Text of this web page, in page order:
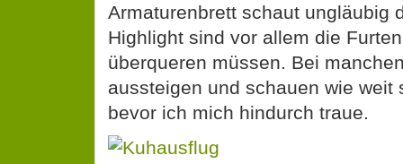
Armaturenbrett schaut ungläubig
Highlight sind vor allem die
überqueren müssen. Bei
aussteigen und schauen wie weit
bevor ich mich hindurch traue.